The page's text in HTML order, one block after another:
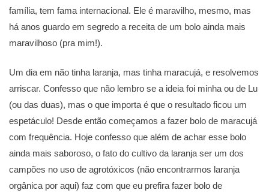
família, tem fama internacional. Ele é maravilho, mesmo, mas
há anos guardo em segredo a receita de um bolo ainda mais
maravilhoso (pra mim!).
Um dia em não tinha laranja, mas tinha maracujá, e resolvemos
arriscar. Confesso que não lembro se a ideia foi minha ou de Lu
(ou das duas), mas o que importa é que o resultado ficou um
espetáculo! Desde então começamos a fazer bolo de maracujá
com frequência. Hoje confesso que além de achar esse bolo
ainda mais saboroso, o fato do cultivo da laranja ser um dos
campões no uso de agrotóxicos (não encontrarmos laranja
orgânica por aqui) faz com que eu prefira fazer bolo de